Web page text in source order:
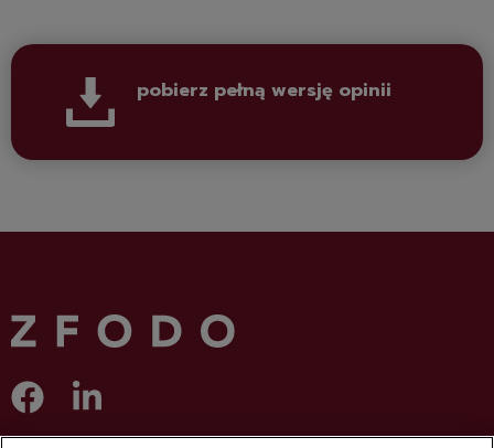
pobierz pełną wersję opinii